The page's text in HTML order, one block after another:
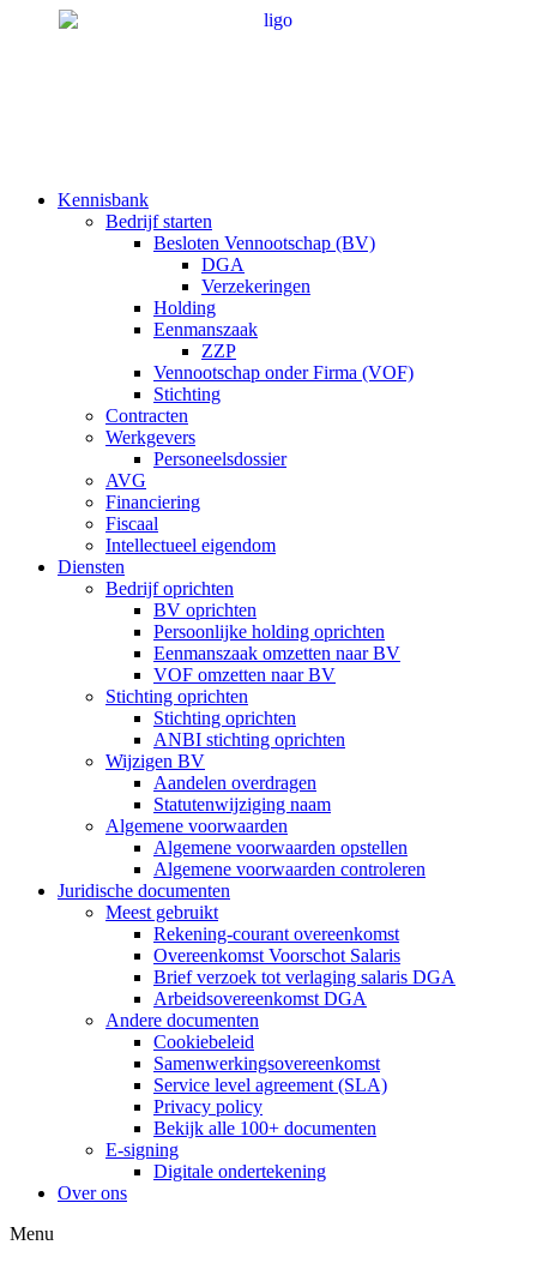
Kennisbank
Bedrijf starten
Besloten Vennootschap (BV)
DGA
Verzekeringen
Holding
Eenmanszaak
ZZP
Vennootschap onder Firma (VOF)
Stichting
Contracten
Werkgevers
Personeelsdossier
AVG
Financiering
Fiscaal
Intellectueel eigendom
Diensten
Bedrijf oprichten
BV oprichten
Persoonlijke holding oprichten
Eenmanszaak omzetten naar BV
VOF omzetten naar BV
Stichting oprichten
Stichting oprichten
ANBI stichting oprichten
Wijzigen BV
Aandelen overdragen
Statutenwijziging naam
Algemene voorwaarden
Algemene voorwaarden opstellen
Algemene voorwaarden controleren
Juridische documenten
Meest gebruikt
Rekening-courant overeenkomst
Overeenkomst Voorschot Salaris
Brief verzoek tot verlaging salaris DGA
Arbeidsovereenkomst DGA
Andere documenten
Cookiebeleid
Samenwerkingsovereenkomst
Service level agreement (SLA)
Privacy policy
Bekijk alle 100+ documenten
E-signing
Digitale ondertekening
Over ons
Menu